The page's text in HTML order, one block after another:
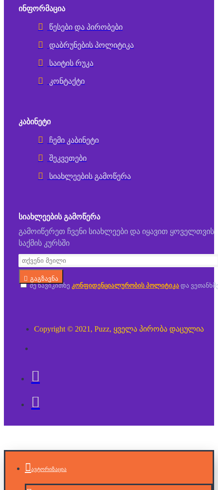
ᲘᲜᲤᲝᲠᲛᲐᲪᲘᲐ
წესები და პირობები
დაბრუნების პოლიტიკა
საიტის რუკა
კონტაქტი
ᲙᲐᲑᲘᲜᲔᲢᲘ
ჩემი კაბინეტი
შეკვეთები
სიახლეების გამოწერა
ᲡᲘᲐᲮᲚᲔᲔᲑᲘᲡ ᲒᲐᲛᲝᲬᲔᲠᲐ
გამოიწერეთ ჩვენი სიახლეები და იყავით ყოველთვის
საქმის კურსში
გაგზავნა
მე წავიკითხე კონფიდენციალურობის პოლიტიკა და
Copyright © 2021, Puzz, ყველა პირობა დაცულია
ავტორიზაცია